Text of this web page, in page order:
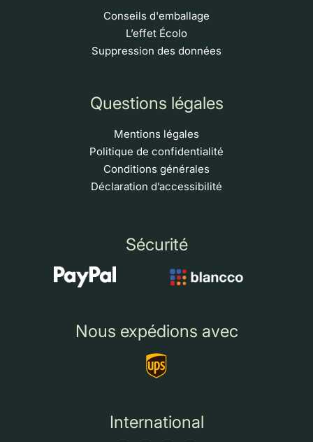
Conseils d'emballage
L’effet Écolo
Suppression des données
Questions légales
Mentions légales
Politique de confidentialité
Conditions générales
Déclaration d’accessibilité
Sécurité
Nous expédions avec
International